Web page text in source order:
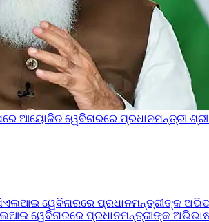
ଆୟୋଜିତ ୱେବିନାରରେ ପ୍ରଧାନମନ୍ତ୍ରୀ
ୱେବିନାରରେ ପ୍ରଧାନମନ୍ତ୍ରୀଙ୍କ